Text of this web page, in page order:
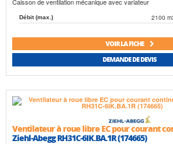
Débit (max.) 2100
VOIR LA FICHE
DEMANDE DE DEVIS
Ventilateur à roue libre EC pour courant
Ziehl-Abegg RH31C-6IK.BA.1R (174665)